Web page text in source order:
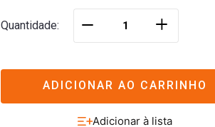
Quantidade ＋
ADICIONAR AO CARRINHO